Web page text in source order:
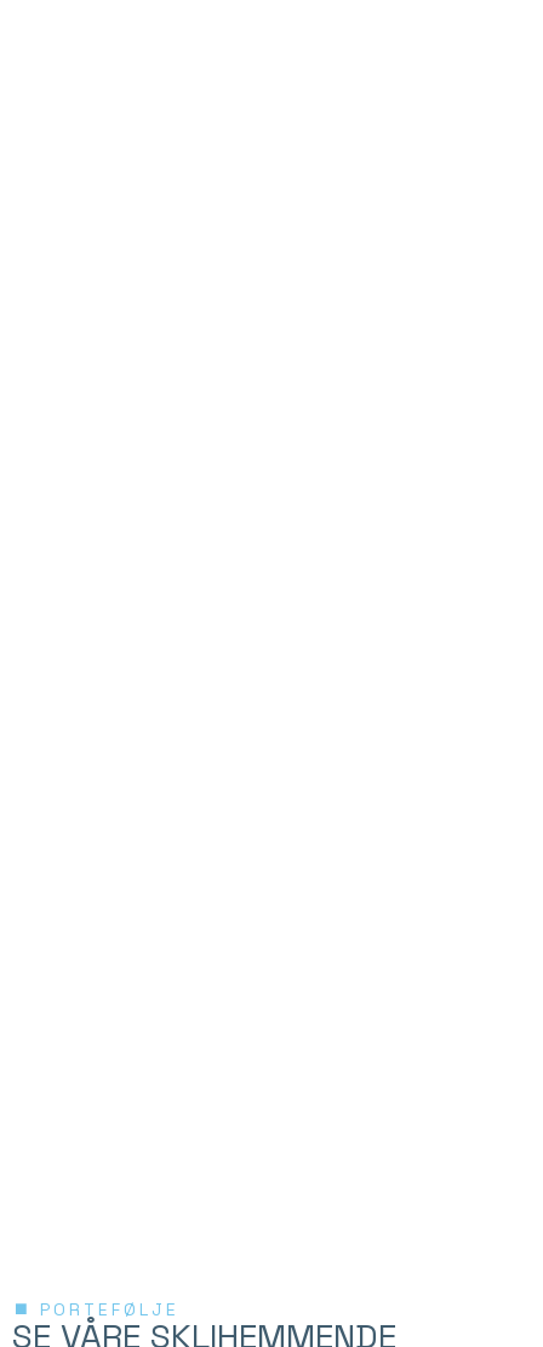
PORTEFØLJE
SE VÅRE SKLIHEMMENDE